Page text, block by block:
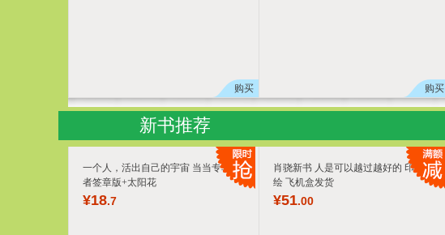
购买 购买
新书推荐
一个人，活出自己的宇宙 当当专享作
者签章版+太阳花
¥18.7
肖骁新书 人是可以越过越好的 印章签
绘 飞机盒发货
¥51.00